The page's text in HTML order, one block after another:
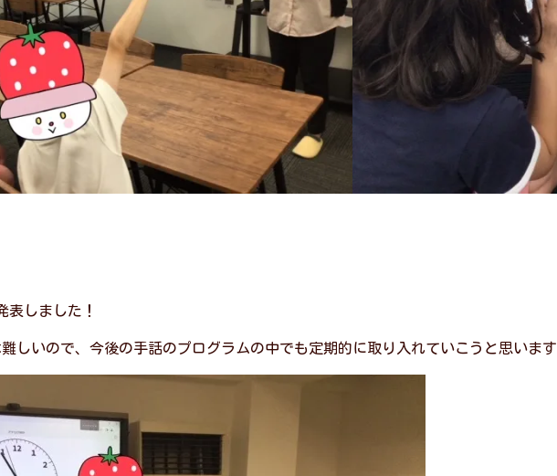
表しました！
しいので、今後の手話のプログラムの中でも定期的に取り入れていこうと思いま